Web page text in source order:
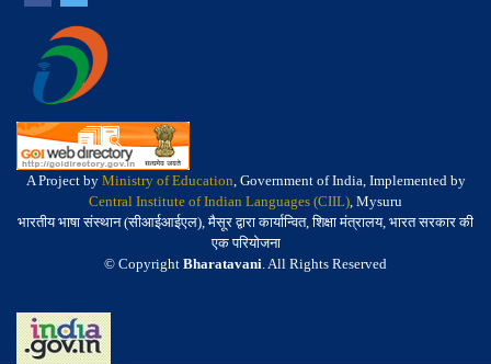
A Project by Ministry of Education, Government of India, Implemented by
Central Institute of Indian Languages (CIIL), Mysuru
भारतीय भाषा संस्थान (सीआईआईएल), मैसूर द्वारा कार्यान्वित, शिक्षा मंत्रालय, भारत सरकार की
एक परियोजना
© Copyright Bharatavani. All Rights Reserved